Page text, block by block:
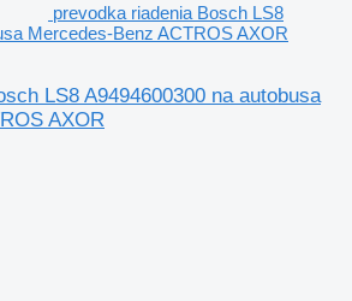
prevodka riadenia Bosch LS8
Mercedes-Benz ACTROS AXOR
LS8 A9494600300 na autobusa
AXOR